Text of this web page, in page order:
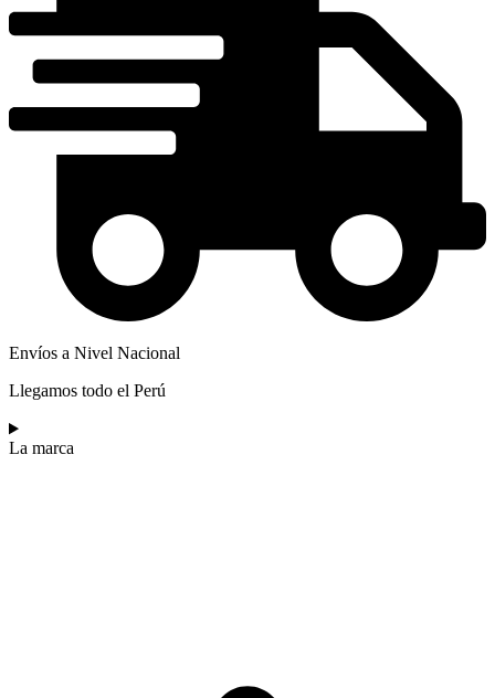
Envíos a Nivel Nacional
Llegamos todo el Perú
La marca​